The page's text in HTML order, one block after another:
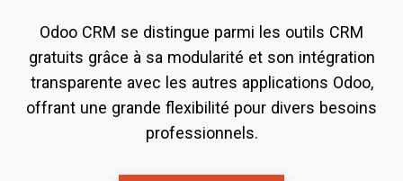
Odoo CRM se distingue parmi les outils CRM
gratuits grâce à sa modularité et son intégration
transparente avec les autres applications Odoo,
offrant une grande flexibilité pour divers besoins
professionnels.